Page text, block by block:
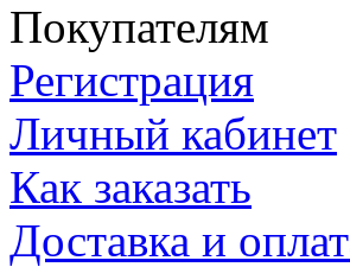
Покупателям
Регистрация
Личный кабинет
Как заказать
Доставка и